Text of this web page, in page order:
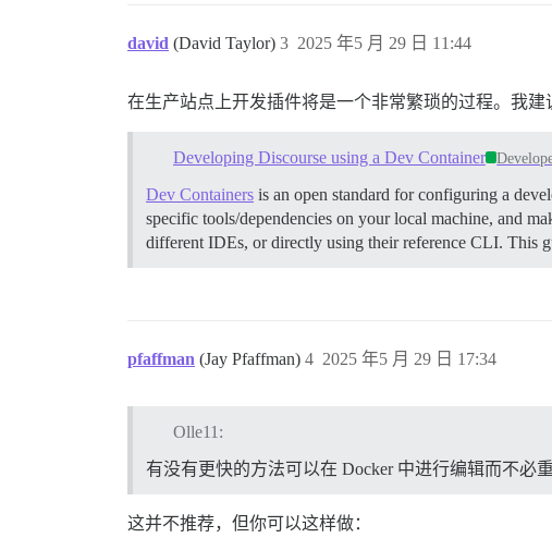
david (David Taylor) 2025 年5 月 29 日 11:44
3
在生产站点上开发插件将是一个非常繁琐的过程。我
Developing Discourse using a Dev Container
Dev Containers is an open standard for configuring a
specific tools/dependencies on your local machine, and
different IDEs, or directly using their reference CLI. This
pfaffman (Jay Pfaffman) 2025 年5 月 29 日 17:34
4
Olle11:
有没有更快的方法可以在 Docker 中进行编辑而不必重
这并不推荐，但你可以这样做：